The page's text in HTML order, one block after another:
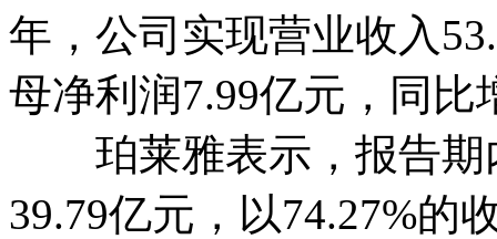
年，公司实现营业收入
母净利润7.99亿元，同比
珀莱雅表示，报告期
39.79亿元，以74.27%的